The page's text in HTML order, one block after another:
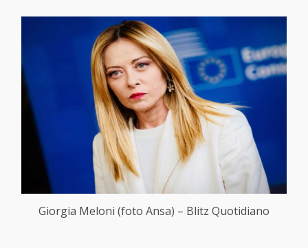
Giorgia Meloni (foto Ansa) – Blitz Quotidiano